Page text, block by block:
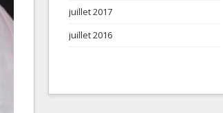
juillet 2017
juillet 2016